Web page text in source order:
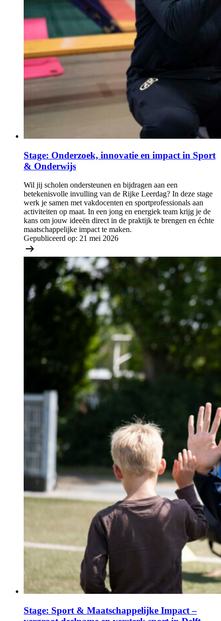
Stage: Onderzoek, innovatie en impact in Sport
& Onderwijs
Wil jij scholen ondersteunen en bijdragen aan een
betekenisvolle invulling van de Rijke Leerdag? In deze stage
werk je samen met vakdocenten en sportprofessionals aan
activiteiten op maat. In een jong en energiek team krijg je de
kans om jouw ideeën direct in de praktijk te brengen en échte
maatschappelijke impact te maken.
Gepubliceerd op: 21 mei 2026
Stage: Sport & Maatschappelijke Impact –